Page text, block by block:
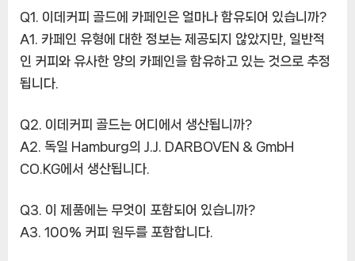
Q1. 이데커피 골드에 카페인은 얼마나 함유되어 있습니까?
A1. 카페인 유형에 대한 정보는 제공되지 않았지만, 일반적
인 커피와 유사한 양의 카페인을 함유하고 있는 것으로 추정
됩니다.
Q2. 이데커피 골드는 어디에서 생산됩니까?
A2. 독일 Hamburg의 J.J. DARBOVEN & GmbH
CO.KG에서 생산됩니다.
Q3. 이 제품에는 무엇이 포함되어 있습니까?
A3. 100% 커피 원두를 포함합니다.